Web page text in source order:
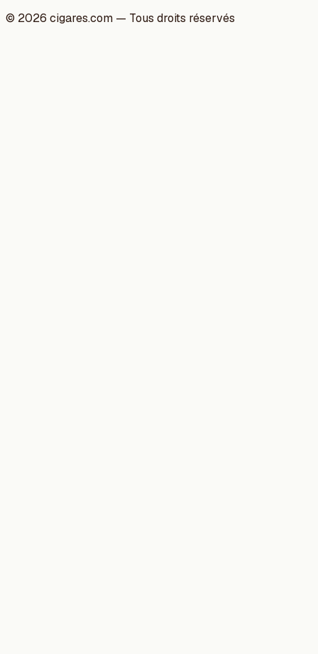
© 2026 cigares.com — Tous droits réservés